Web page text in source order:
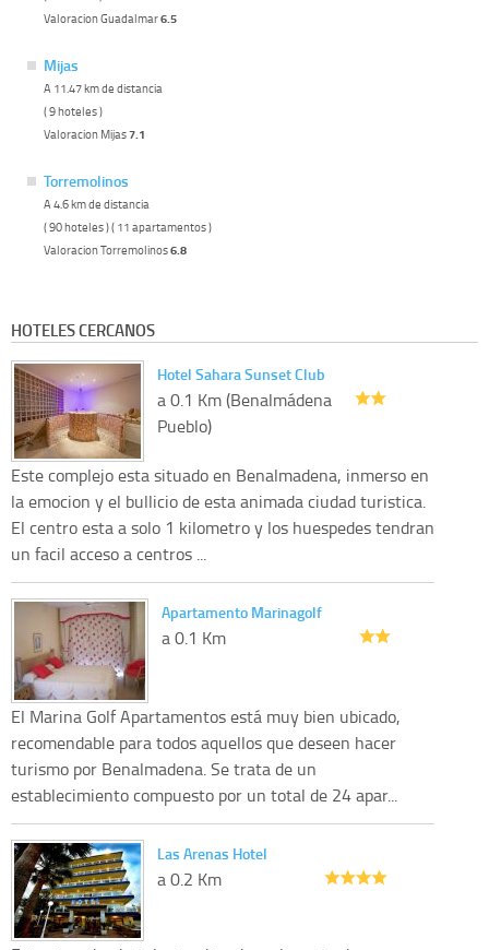
Valoracion Guadalmar6.5
Mijas
A 11.47 km de distancia
( 9 hoteles )
Valoracion Mijas7.1
Torremolinos
A 4.6 km de distancia
( 90 hoteles ) ( 11 apartamentos )
Valoracion Torremolinos6.8
HOTELES CERCANOS
Hotel Sahara Sunset Club
a 0.1 Km (Benalmádena
Pueblo)
Este complejo esta situado en Benalmadena, inmerso en
la emocion y el bullicio de esta animada ciudad turistica.
El centro esta a solo 1 kilometro y los huespedes tendran
un facil acceso a centros ...
Apartamento Marinagolf
a 0.1 Km
El Marina Golf Apartamentos está muy bien ubicado,
recomendable para todos aquellos que deseen hacer
turismo por Benalmadena. Se trata de un
establecimiento compuesto por un total de 24 apar...
Las Arenas Hotel
a 0.2 Km